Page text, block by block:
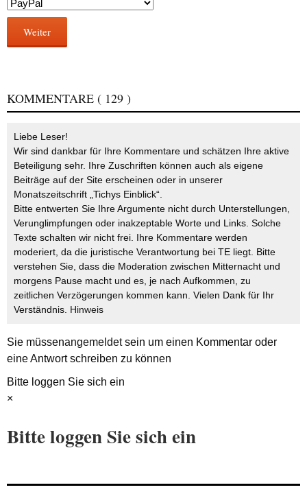
Weiter
KOMMENTARE ( 129 )
Liebe Leser!
Wir sind dankbar für Ihre Kommentare und schätzen Ihre aktive
Beteiligung sehr. Ihre Zuschriften können auch als eigene
Beiträge auf der Site erscheinen oder in unserer
Monatszeitschrift „Tichys Einblick“.
Bitte entwerten Sie Ihre Argumente nicht durch Unterstellungen,
Verunglimpfungen oder inakzeptable Worte und Links. Solche
Texte schalten wir nicht frei. Ihre Kommentare werden
moderiert, da die juristische Verantwortung bei TE liegt. Bitte
verstehen Sie, dass die Moderation zwischen Mitternacht und
morgens Pause macht und es, je nach Aufkommen, zu
zeitlichen Verzögerungen kommen kann. Vielen Dank für Ihr
Verständnis. Hinweis
Sie müssenangemeldetsein um einen Kommentar oder
eine Antwort schreiben zu können
Bitte loggen Sie sich ein
×
Bitte loggen Sie sich ein